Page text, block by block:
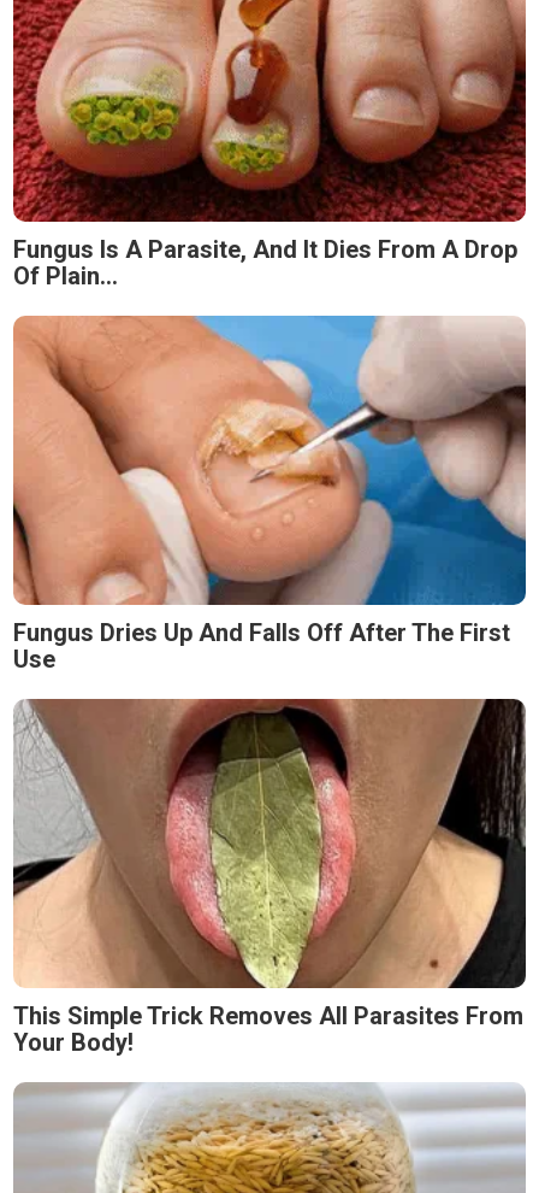
Fungus Is A Parasite, And It Dies From A Drop
Of Plain...
Fungus Dries Up And Falls Off After The First
Use
This Simple Trick Removes All Parasites From
Your Body!